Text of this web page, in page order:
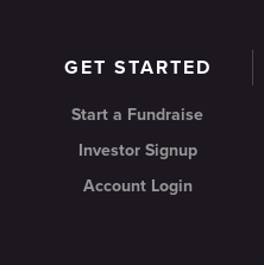
GET STARTED
Start a Fundraise
Investor Signup
Account Login